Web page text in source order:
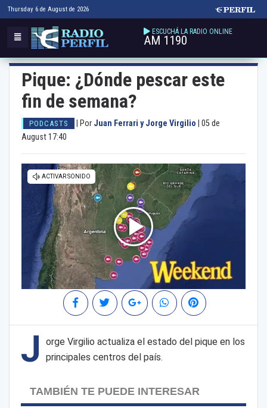
Thursday 6 de August de 2026
ESCUCHÁ LA RADIO ONLINE
AM 1190
Pique: ¿Dónde pescar este
fin de semana?
PODCASTS Por Juan Ferrari y Jorge Virgilio 05 de
August 17:40
J
orge Virgilio actualiza el estado del pique en los
principales centros del país.
TAMBIÉN TE PUEDE INTERESAR